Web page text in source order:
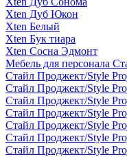
Xten Дуб Юкон
Xten Белый
Xten Бук тиара
Xten Сосна Эдмонт
Мебель для персонала
Стайл Проджект/Style
Стайл Проджект/Style
Стайл Проджект/Style
Стайл Проджект/Style
Стайл Проджект/Style
Стайл Проджект/Style
Стайл Проджект/Style